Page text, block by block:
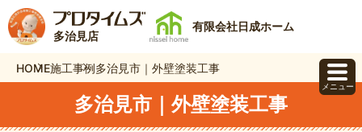
多治見店
有限会社日成ホーム
HOME施工事例多治見市｜外壁塗装工事
多治見市｜外壁塗装工事
メニュー